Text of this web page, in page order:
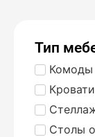
Тип
Комоды
Кровати
Столы